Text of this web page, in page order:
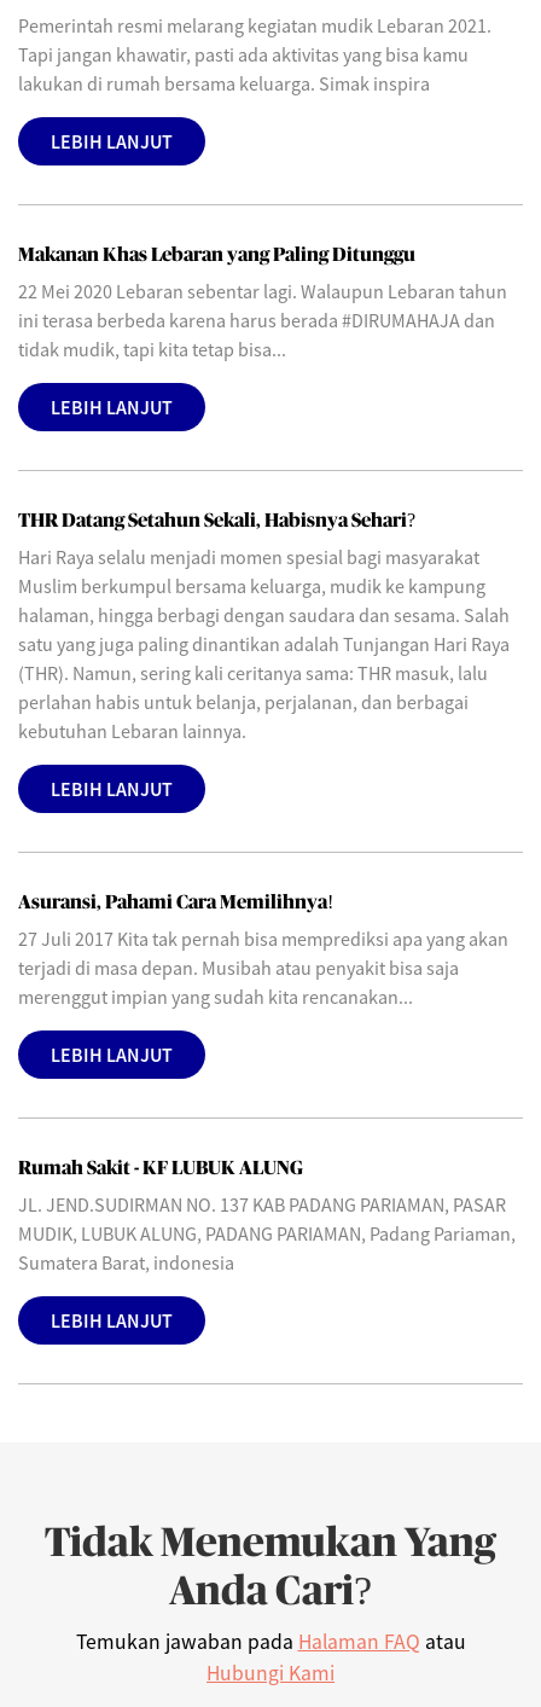
Pemerintah resmi melarang kegiatan mudik Lebaran 2021.
Tapi jangan khawatir, pasti ada aktivitas yang bisa kamu
lakukan di rumah bersama keluarga. Simak inspira
LEBIH LANJUT
Makanan Khas Lebaran yang Paling Ditunggu
22 Mei 2020 Lebaran sebentar lagi. Walaupun Lebaran tahun
ini terasa berbeda karena harus berada #DIRUMAHAJA dan
tidak mudik, tapi kita tetap bisa...
LEBIH LANJUT
THR Datang Setahun Sekali, Habisnya Sehari?
Hari Raya selalu menjadi momen spesial bagi masyarakat
Muslim berkumpul bersama keluarga, mudik ke kampung
halaman, hingga berbagi dengan saudara dan sesama. Salah
satu yang juga paling dinantikan adalah Tunjangan Hari Raya
(THR). Namun, sering kali ceritanya sama: THR masuk, lalu
perlahan habis untuk belanja, perjalanan, dan berbagai
kebutuhan Lebaran lainnya.
LEBIH LANJUT
Asuransi, Pahami Cara Memilihnya!
27 Juli 2017 Kita tak pernah bisa memprediksi apa yang akan
terjadi di masa depan. Musibah atau penyakit bisa saja
merenggut impian yang sudah kita rencanakan...
LEBIH LANJUT
Rumah Sakit - KF LUBUK ALUNG
JL. JEND.SUDIRMAN NO. 137 KAB PADANG PARIAMAN, PASAR
MUDIK, LUBUK ALUNG, PADANG PARIAMAN, Padang Pariaman,
Sumatera Barat, indonesia
LEBIH LANJUT
Tidak Menemukan Yang
Anda Cari?
Temukan jawaban pada Halaman FAQ atau
Hubungi Kami